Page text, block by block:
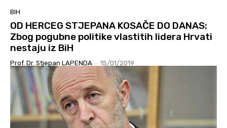
BIH
OD HERCEG STJEPANA KOSAČE DO DANAS:
Zbog pogubne politike vlastitih lidera Hrvati
nestaju iz BiH
Prof. Dr. Stjepan LAPENDA - 15/01/2019